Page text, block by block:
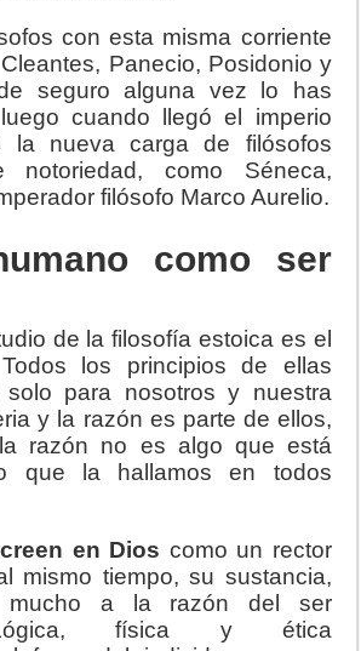
con esta misma corriente
Panecio, Posidonio y
seguro alguna vez lo has
cuando llegó el imperio
la nueva carga de filósofos
notoriedad, como Séneca,
filósofo Marco Aurelio.
como ser
de la filosofía estoica es el
los principios de ellas
para nosotros y nuestra
y la razón es parte de ellos,
razón no es algo que está
que la hallamos en todos
en Dios como un rector
mismo tiempo, su sustancia,
a la razón del ser
física y ética